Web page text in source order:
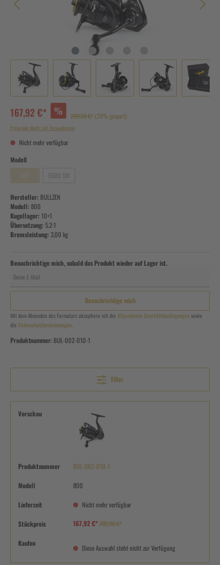
167,92 €* % 209,90 €* (20% gespart)
Preise inkl. MwSt. zzgl. Versandkosten
Nicht mehr verfügbar
Modell
Hersteller: BULLZEN
Modell: 800
Kugellager: 10+1
Übersetzung: 5.2:1
Bremsleistung: 3,00 kg
Benachrichtige mich, sobald das Produkt wieder auf Lager ist.
Benachrichtige mich
Mit dem Absenden des Formulars akzeptiere ich die Allgemeinen Geschäftsbedingungen sowie
die Datenschutzbestimmungen
Produktnummer: BUL-002-010-1
Filter
Vorschau
Produktnummer BUL-002-010-1
Modell 800
Lieferzeit Nicht mehr verfügbar
Stückpreis 167,92 €*209,90 €*
Kaufen
Diese Auswahl steht nicht zur Verfügung